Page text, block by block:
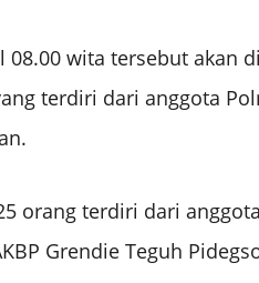
wita tersebut akan
terdiri dari anggota
orang terdiri dari
Grendie Teguh